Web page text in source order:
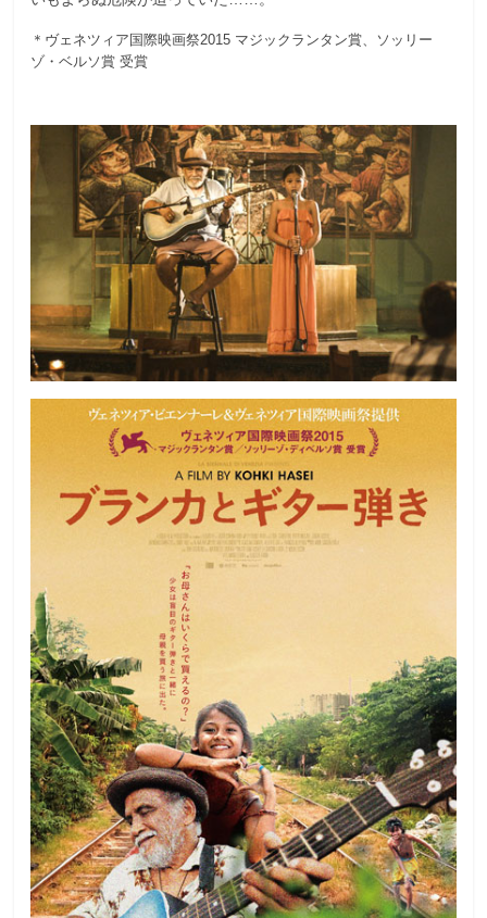
＊ヴェネツィア国際映画祭2015 マジックランタン賞、ソッリー
ゾ・ベルソ賞 受賞